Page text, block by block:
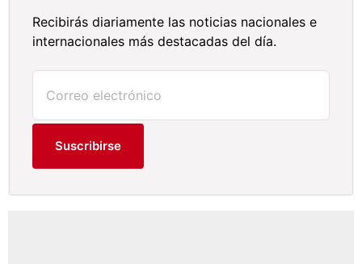
Recibirás diariamente las noticias nacionales e
internacionales más destacadas del día.
Suscribirse